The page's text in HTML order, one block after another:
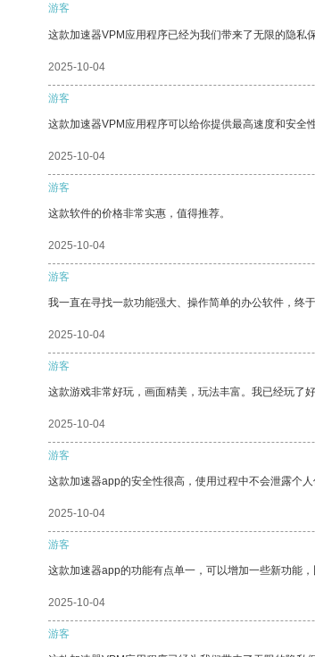
游客
这款加速器VPM应用程序已经为我们带来了无限的隐私
2025-10-04
游客
这款加速器VPM应用程序可以给你提供最高速度和安全
2025-10-04
游客
这款软件的价格非常实惠，值得推荐。
2025-10-04
游客
我一直在寻找一款功能强大、操作简单的办公软件，终
2025-10-04
游客
这款游戏非常好玩，画面精美，玩法丰富。我已经玩了
2025-10-04
游客
这款加速器app的安全性很高，使用过程中不会泄露个人
2025-10-04
游客
这款加速器app的功能有点单一，可以增加一些新功能，
2025-10-04
游客